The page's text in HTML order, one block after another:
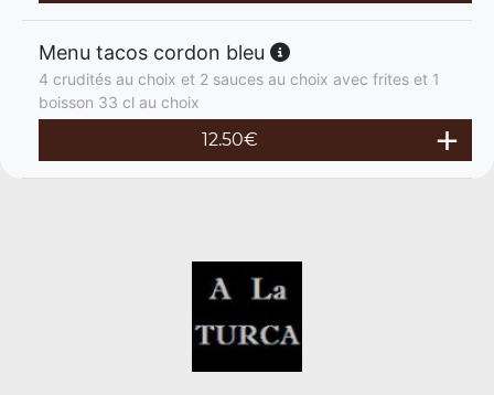
Menu tacos cordon bleu
4 crudités au choix et 2 sauces au choix avec frites et 1
boisson 33 cl au choix
12.50€